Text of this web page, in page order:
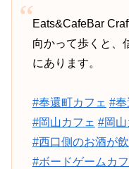
Eats&CafeBar
向かって歩くと、
にあります。
#奉還町カフェ #奉
#岡山カフェ #岡
#西口側のお酒が
#ボードゲームカ